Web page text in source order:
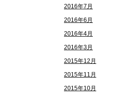
2016年7月
2016年6月
2016年4月
2016年3月
2015年12月
2015年11月
2015年10月